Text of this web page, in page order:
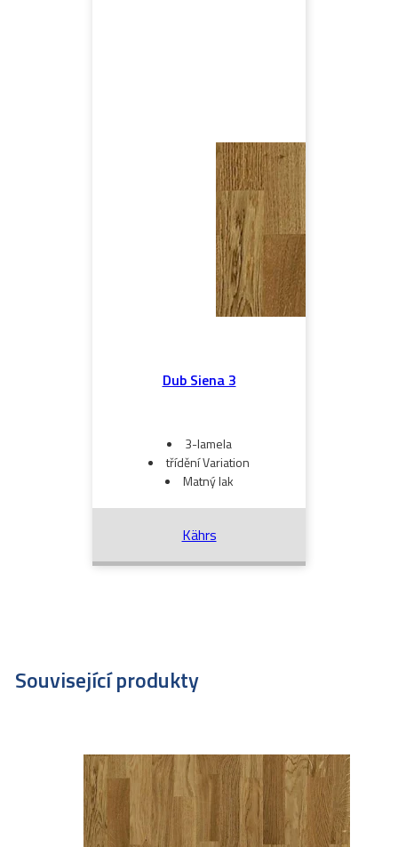
Dub Siena 3
3-lamela
třídění Variation
Matný lak
Kährs
Související produkty